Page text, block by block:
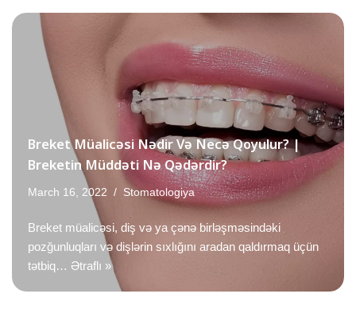
Breket Müalicəsi Nədir Və Necə Qoyulur? |
Breketin Müddəti Nə Qədərdir?
March 16, 2022 Stomatologiya
Breket müalicəsi, diş və ya çənə birləşməsindəki
pozğunluqları və dişlərin sıxlığını aradan qaldırmaq üçün
tətbiq… Ətraflı »